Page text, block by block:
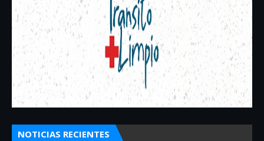
NOTICIAS RECIENTES